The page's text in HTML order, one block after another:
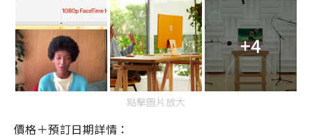
+4
點擊圖片放大
價格＋預訂日期詳情：